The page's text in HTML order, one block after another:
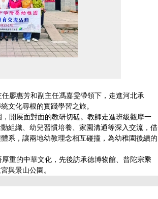
廖惠芳和副主任馮嘉雯帶領下，走進河北承
文化尋根的實踐學習之旅。
開展面對面的教研切磋。教師走進班級觀摩一
組織、幼兒習慣培養、家園溝通等深入交流，借
系，讓兩地幼教理念相互碰撞，為幼稚園後續的
重的中華文化，先後訪承德博物館、普陀宗乘
與景山公園。